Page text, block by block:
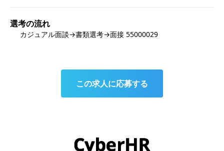
選考の流れ
カジュアル面談→書類選考→面接 55000029
この求人に応募する